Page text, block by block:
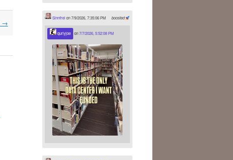
→
boosted
Sinnfreion 7/9/2026, 7:35:06 PM
qurlyjoe on7/7/2026, 5:52:08 PM